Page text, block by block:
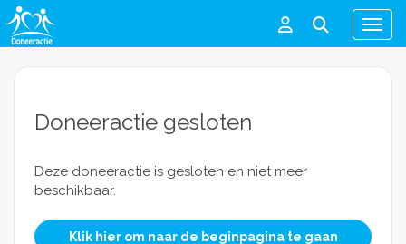
Menu
Doneeractie gesloten
Deze doneeractie is gesloten en niet meer
beschikbaar.
Klik hier om naar de beginpagina te gaan